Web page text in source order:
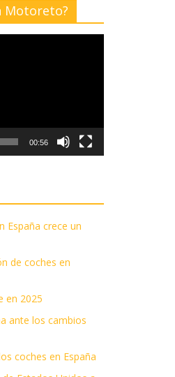
Motoreto?
00:56
España crece un
de coches en
en 2025
ante los cambios
coches en España